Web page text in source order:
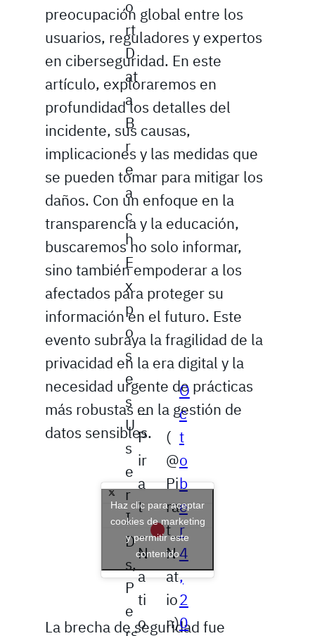
preocupación global entre los
usuarios, reguladores y expertos
en ciberseguridad. En este
artículo, exploraremos en
profundidad los detalles del
incidente, sus causas,
implicaciones y las medidas que
se pueden tomar para mitigar los
daños. Con un enfoque en la
transparencia y la educación,
buscaremos no solo informar,
sino también empoderar a los
afectados para proteger su
información en el futuro. Este
evento subraya la fragilidad de la
privacidad en la era digital y la
necesidad urgente de prácticas
más robustas en la gestión de
datos sensibles.
o
rt
D
at
a
B
r
e
a
c
h
E
x
p
o
s
e
s
U
s
e
r
I
D
s,
P
e
—
P
ir
a
t
_
N
a
ti
o
(
@
Pi
ra
t_
N
at
io
n)
O
c
t
o
b
e
r
4
,
2
0
Haz clic para aceptar
cookies de marketing
y permitir este
contenido
La brecha de seguridad fue